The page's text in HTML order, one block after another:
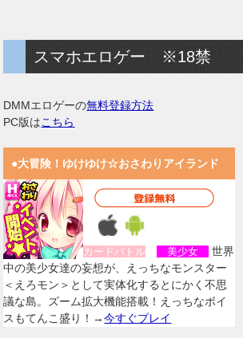
スマホエロゲー ※18禁
DMMエロゲーの無料登録方法
PC版はこちら
●大冒険！ゆけゆけ☆おさわりアイランド
カードバトル 美少女
世界
中の美少女達の妄想が、えっちなモンスター
＜えろモン＞として実体化するとにかく不思
議な島。ズーム拡大機能搭載！えっちなボイ
スもてんこ盛り！→今すぐプレイ